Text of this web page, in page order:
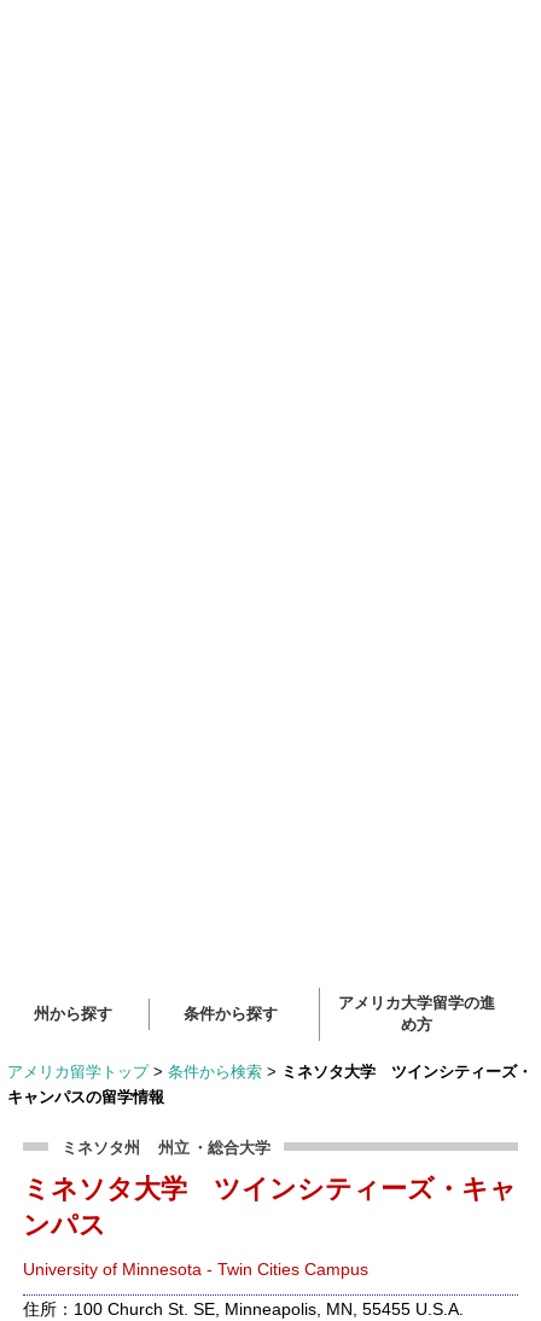
州から探す 条件から探す
アメリカ大学留学の進
め方
アメリカ留学トップ > 条件から検索 > ミネソタ大学 ツインシティーズ・
キャンパスの留学情報
ミネソタ州 州立 ・総合大学
ミネソタ大学 ツインシティーズ・キャ
ンパス
University of Minnesota - Twin Cities Campus
住所：100 Church St. SE, Minneapolis, MN, 55455 U.S.A.